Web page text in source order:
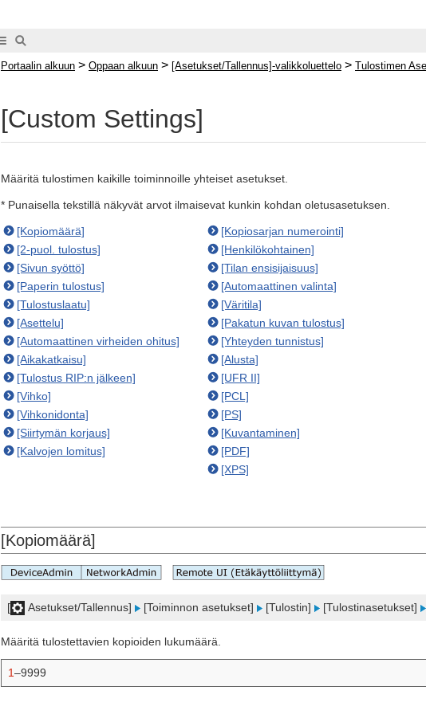
Portaalin alkuun > Oppaan alkuun > [Asetukset/Tallennus]-valikkoluettelo > Tulostimen
[Custom Settings]
Määritä tulostimen kaikille toiminnoille yhteiset asetukset.
* Punaisella tekstillä näkyvät arvot ilmaisevat kunkin kohdan oletusasetuksen.
[Kopiomäärä]
[2-puol. tulostus]
[Sivun syöttö]
[Paperin tulostus]
[Tulostuslaatu]
[Asettelu]
[Automaattinen virheiden ohitus]
[Aikakatkaisu]
[Tulostus RIP:n jälkeen]
[Vihko]
[Vihkonidonta]
[Siirtymän korjaus]
[Kalvojen lomitus]
[Kopiosarjan numerointi]
[Henkilökohtainen]
[Tilan ensisijaisuus]
[Automaattinen valinta]
[Väritila]
[Pakatun kuvan tulostus]
[Yhteyden tunnistus]
[Alusta]
[UFR II]
[PCL]
[PS]
[Kuvantaminen]
[PDF]
[XPS]
[Kopiomäärä]
[ Asetukset/Tallennus] [Toiminnon asetukset] [Tulostin] [Tulostinasetukset]
Määritä tulostettavien kopioiden lukumäärä.
1–9999